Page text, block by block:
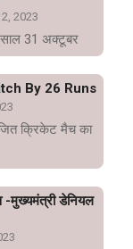
2, 2023
साल 31 अक्टूबर
By 26 Runs
क्रिकेट मैच का
-मुख्यमंत्री डेनियल